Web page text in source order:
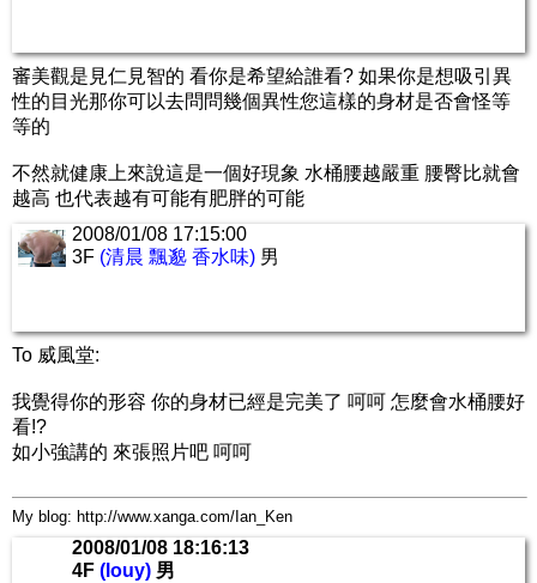
審美觀是見仁見智的 看你是希望給誰看? 如果你是想吸引異
性的目光那你可以去問問幾個異性您這樣的身材是否會怪等
等的
不然就健康上來說這是一個好現象 水桶腰越嚴重 腰臀比就會
越高 也代表越有可能有肥胖的可能
2008/01/08 17:15:00
3F (清晨 飄邈 香水味) 男
To 威風堂:
我覺得你的形容 你的身材已經是完美了 呵呵 怎麼會水桶腰好
看!?
如小強講的 來張照片吧 呵呵
My blog: http://www.xanga.com/Ian_Ken
2008/01/08 18:16:13
4F (louy) 男